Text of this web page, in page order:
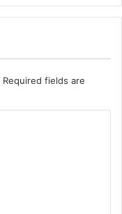
Required fields are